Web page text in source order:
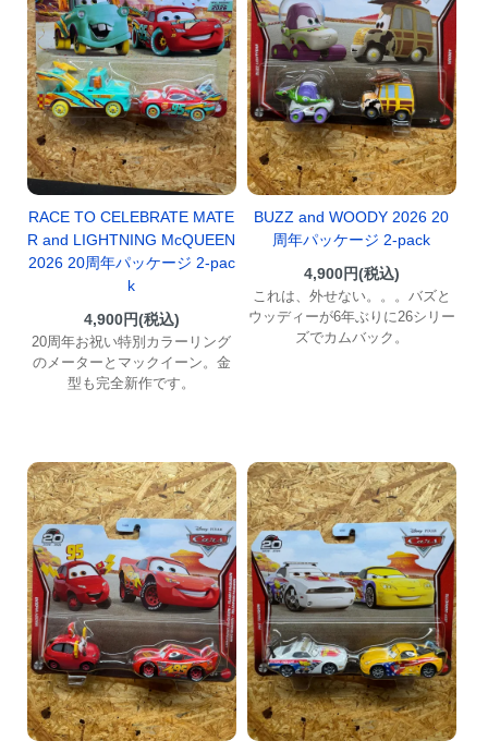
RACE TO CELEBRATE MATE
R and LIGHTNING McQUEEN
2026 20周年パッケージ 2-pac
k
4,900円(税込)
20周年お祝い特別カラーリング
のメーターとマックイーン。金
型も完全新作です。
BUZZ and WOODY 2026 20
周年パッケージ 2-pack
4,900円(税込)
これは、外せない。。。バズと
ウッディーが6年ぶりに26シリー
ズでカムバック。